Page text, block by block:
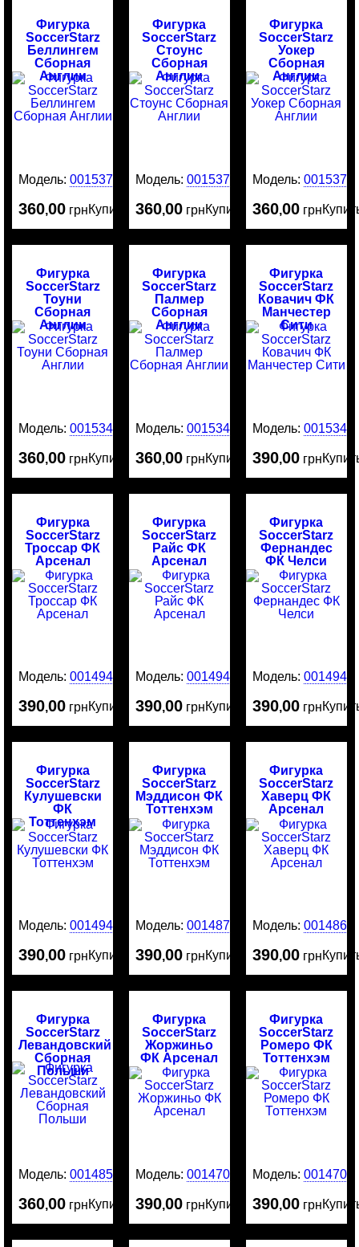
Фигурка
SoccerStarz
Беллингем
Сборная
Англии
Модель:0015379
360,00 грнКупить
Фигурка
SoccerStarz
Стоунс
Сборная
Англии
Модель:0015376
360,00 грнКупить
Фигурка
SoccerStarz
Уокер
Сборная
Англии
Модель: 0015375
360,00 грн
Фигурка
SoccerStarz
Тоуни
Сборная
Англии
Модель:0015342
360,00 грнКупить
Фигурка
SoccerStarz
Палмер
Сборная
Англии
Модель:0015341
360,00 грнКупить
Фигурка
SoccerStarz
Ковачич ФК
Манчестер
Сити
Модель: 0015340
390,00 грн
Фигурка
SoccerStarz
Троссар ФК
Арсенал
Модель:0014945
390,00 грнКупить
Фигурка
SoccerStarz
Райс ФК
Арсенал
Модель:0014944
390,00 грнКупить
Фигурка
SoccerStarz
Фернандес
ФК Челси
Модель: 0014943
390,00 грн
Фигурка
SoccerStarz
Кулушевски
ФК
Тоттенхэм
Модель:0014942
390,00 грнКупить
Фигурка
SoccerStarz
Мэддисон ФК
Тоттенхэм
Модель:0014874
390,00 грнКупить
Фигурка
SoccerStarz
Хаверц ФК
Арсенал
Модель: 0014865
390,00 грн
Фигурка
SoccerStarz
Левандовский
Сборная
Польши
Модель:0014859
360,00 грнКупить
Фигурка
SoccerStarz
Жоржиньо
ФК Арсенал
Модель:0014709
390,00 грнКупить
Фигурка
SoccerStarz
Ромеро ФК
Тоттенхэм
Модель: 0014707
390,00 грн